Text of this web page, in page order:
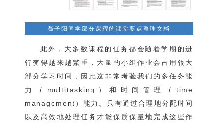
聂子阳同学部分课程的课堂要点整理文档
此外，大多数课程的任务都会随着学期的进
行变得越来越繁重，大量的小组作业会占用很大
部分学习时间，因此这非常考验我们的多任务能
力（multitasking）和时间管理（time
management）能力。只有通过合理地分配时间
以及高效地处理任务才能保质保量地完成这些作